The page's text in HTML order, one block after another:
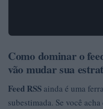
Como dominar o
vão mudar sua
Feed RSS ainda é uma
subestimada. Se você